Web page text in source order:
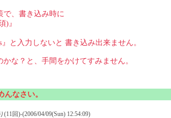
で、書き込み時に
)』
と入力しないと 書き込み出来ません。
な？と、手間をかけてすみません。
んなさい。
(11回)-(2006/04/09(Sun) 12:54:09)